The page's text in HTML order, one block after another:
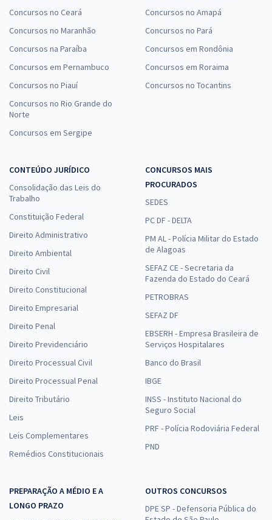
Concursos no Ceará
Concursos no Maranhão
Concursos na Paraíba
Concursos em Pernambuco
Concursos no Piauí
Concursos no Rio Grande do
Norte
Concursos em Sergipe
Concursos no Amapá
Concursos no Pará
Concursos em Rondônia
Concursos em Roraima
Concursos no Tocantins
CONTEÚDO JURÍDICO
Consolidação das Leis do
Trabalho
Constituição Federal
Direito Administrativo
Direito Ambiental
Direito Civil
Direito Constitucional
Direito Empresarial
Direito Penal
Direito Previdenciário
Direito Processual Civil
Direito Processual Penal
Direito Tributário
Leis
Leis Complementares
Remédios Constitucionais
CONCURSOS MAIS
PROCURADOS
SEDES
PC DF - DELTA
PM AL - Polícia Militar do Estado
de Alagoas
SEFAZ CE - Secretaria da
Fazenda do Estado do Ceará
PETROBRAS
SEFAZ DF
EBSERH - Empresa Brasileira de
Serviços Hospitalares
Banco do Brasil
IBGE
INSS - Instituto Nacional do
Seguro Social
PRF - Polícia Rodoviária Federal
PND
PREPARAÇÃO A MÉDIO E A
LONGO PRAZO
OUTROS CONCURSOS
DPE SP - Defensoria Pública do